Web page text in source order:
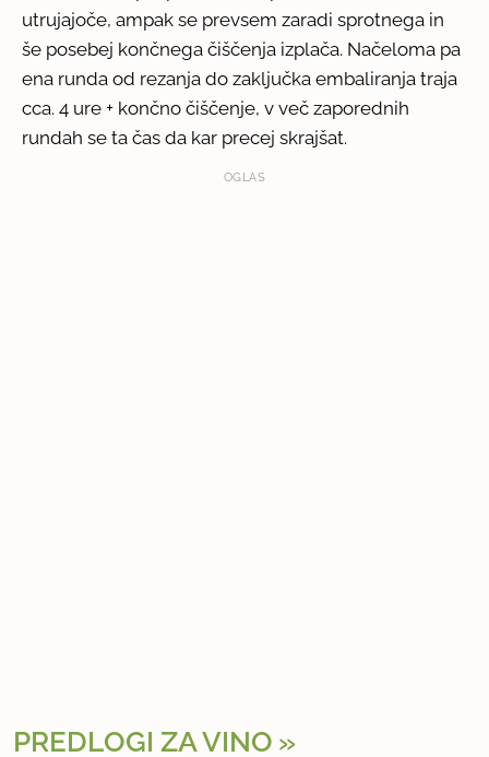
utrujajoče, ampak se prevsem zaradi sprotnega in
še posebej končnega čiščenja izplača. Načeloma pa
ena runda od rezanja do zaključka embaliranja traja
cca. 4 ure + končno čiščenje, v več zaporednih
rundah se ta čas da kar precej skrajšat.
OGLAS
PREDLOGI ZA VINO